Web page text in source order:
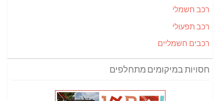
רכב חשמלי
רכב תפעולי
רכבים חשמליים
חסויות במיקומים מתחלפים